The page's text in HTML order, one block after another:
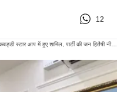
12
Punjab News: अंतरराष्ट्रीय कबड्डी स्टार आप में हुए शामिल, पार्टी की जन हितैषी नीतियों में जताया भरोसा